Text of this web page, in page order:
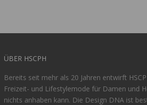
ÜBER HSCPH
Bereits seit mehr als 20 Jahren entwirft
Freizeit- und Lifestylemode für Damen und
nichts anhaben kann. Die Design DNA ist